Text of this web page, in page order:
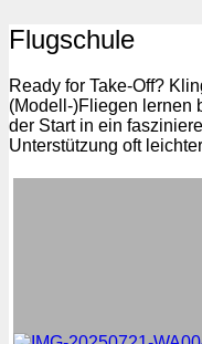
Flugschule
Ready for Take-Off?
(Modell-)Fliegen lernen
der Start in ein
Unterstützung oft